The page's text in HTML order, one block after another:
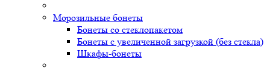
Морозильные бонеты
Бонеты со стеклопакетом
Бонеты с увеличенной загрузкой (без стекла)
Шкафы-бонеты